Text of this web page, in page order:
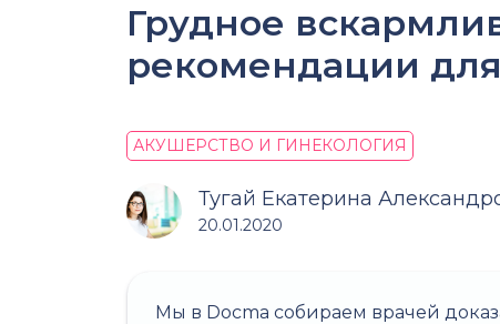
Грудное
рекомендации
АКУШЕРСТВО И ГИНЕКОЛОГИЯ
Тугай Екатерина
20.01.2020
Мы в Docma собираем врачей